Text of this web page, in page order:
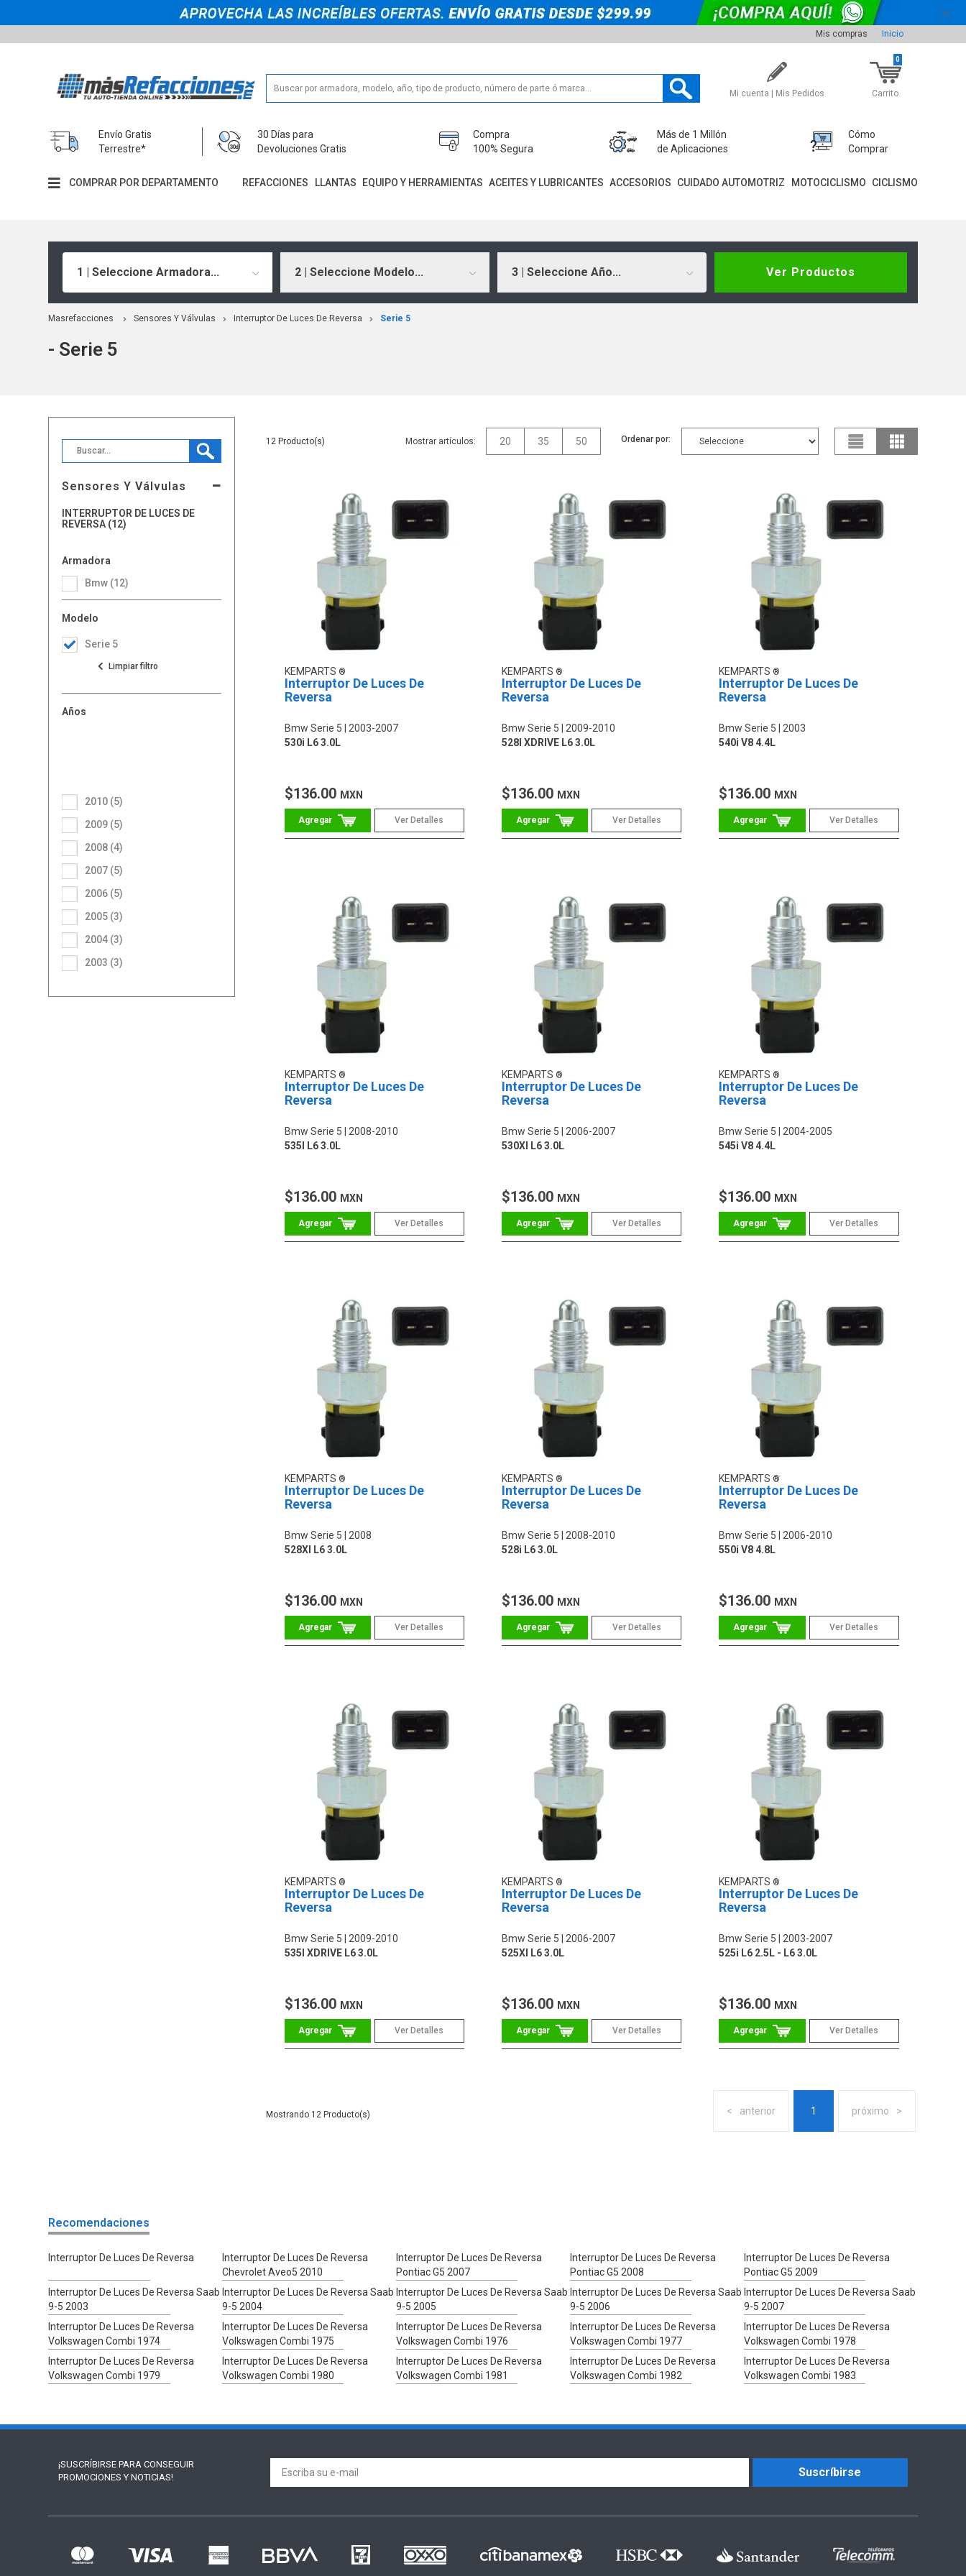
Mis compras Inicio
Mi cuenta | Mis Pedidos Carrito
0
Envío Gratis
Terrestre*
30 Días para
Devoluciones Gratis
Compra
100% Segura
Más de 1 Millón
de Aplicaciones
Cómo
Comprar
COMPRAR POR DEPARTAMENTO REFACCIONES LLANTAS EQUIPO Y HERRAMIENTAS ACEITES Y LUBRICANTES ACCESORIOS CUIDADO AUTOMOTRIZ MOTOCICLISMO CICLISMO
1 | Seleccione Armadora... 2 | Seleccione Modelo... 3 | Seleccione Año... Ver Productos
Masrefacciones Sensores Y Válvulas Interruptor De Luces De Reversa Serie 5
- Serie 5
Sensores Y Válvulas
REVERSA (12)
Armadora
Bmw (12)
Modelo
Serie 5
Años
2003 (3)
2004 (3)
2005 (3)
2006 (5)
2007 (5)
2008 (4)
2009 (5)
2010 (5)
12 Mostrar artículos: 20 35 50 Ordenar por:
KEMPARTS
Interruptor De Luces De
Reversa
Bmw Serie 5
2003-2007
530i L6 3.0L
$136.00 MXN
Ver Detalles
KEMPARTS
Interruptor De Luces De
Reversa
Bmw Serie 5
2009-2010
528I XDRIVE L6 3.0L
$136.00 MXN
Ver Detalles
KEMPARTS
Interruptor De Luces De
Reversa
Bmw Serie 5
2003
540i V8 4.4L
$136.00 MXN
Ver Detalles
KEMPARTS
Interruptor De Luces De
Reversa
Bmw Serie 5
2008-2010
535I L6 3.0L
$136.00 MXN
Ver Detalles
KEMPARTS
Interruptor De Luces De
Reversa
Bmw Serie 5
2006-2007
530XI L6 3.0L
$136.00 MXN
Ver Detalles
KEMPARTS
Interruptor De Luces De
Reversa
Bmw Serie 5
2004-2005
545i V8 4.4L
$136.00 MXN
Ver Detalles
KEMPARTS
Interruptor De Luces De
Reversa
Bmw Serie 5
2008
528XI L6 3.0L
$136.00 MXN
Ver Detalles
KEMPARTS
Interruptor De Luces De
Reversa
Bmw Serie 5
2008-2010
528i L6 3.0L
$136.00 MXN
Ver Detalles
KEMPARTS
Interruptor De Luces De
Reversa
Bmw Serie 5
2006-2010
550i V8 4.8L
$136.00 MXN
Ver Detalles
KEMPARTS
Interruptor De Luces De
Reversa
Bmw Serie 5
2009-2010
535I XDRIVE L6 3.0L
$136.00 MXN
Ver Detalles
KEMPARTS
Interruptor De Luces De
Reversa
Bmw Serie 5
2006-2007
525XI L6 3.0L
$136.00 MXN
Ver Detalles
KEMPARTS
Interruptor De Luces De
Reversa
Bmw Serie 5
2003-2007
525i L6 2.5L - L6 3.0L
$136.00 MXN
Ver Detalles
anterior 1 próximo
12
Recomendaciones
Interruptor De Luces De Reversa
Interruptor De Luces De Reversa
Chevrolet Aveo5 2010
Interruptor De Luces De Reversa
Pontiac G5 2007
Interruptor De Luces De Reversa
Pontiac G5 2008
Interruptor De Luces De Reversa
Pontiac G5 2009
Interruptor De Luces De Reversa Saab
9-5 2003
Interruptor De Luces De Reversa Saab
9-5 2004
Interruptor De Luces De Reversa Saab
9-5 2005
Interruptor De Luces De Reversa Saab
9-5 2006
Interruptor De Luces De Reversa Saab
9-5 2007
Interruptor De Luces De Reversa
Volkswagen Combi 1974
Interruptor De Luces De Reversa
Volkswagen Combi 1975
Interruptor De Luces De Reversa
Volkswagen Combi 1976
Interruptor De Luces De Reversa
Volkswagen Combi 1977
Interruptor De Luces De Reversa
Volkswagen Combi 1978
Interruptor De Luces De Reversa
Volkswagen Combi 1979
Interruptor De Luces De Reversa
Volkswagen Combi 1980
Interruptor De Luces De Reversa
Volkswagen Combi 1981
Interruptor De Luces De Reversa
Volkswagen Combi 1982
Interruptor De Luces De Reversa
Volkswagen Combi 1983
¡SUSCRÍBIRSE PARA CONSEGUIR
PROMOCIONES Y NOTICIAS!
Suscríbirse